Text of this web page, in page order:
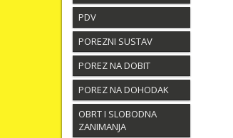
PDV
POREZNI SUSTAV
POREZ NA DOBIT
POREZ NA DOHODAK
OBRT I SLOBODNA
ZANIMANJA